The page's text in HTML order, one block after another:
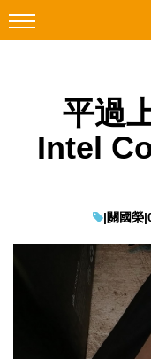
Facebook
科技焦點
教學評測
生成式AI與雲端應用
平過
Intel
|關國榮|